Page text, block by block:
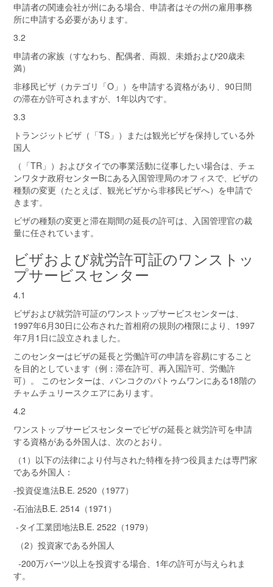
申請者の関連会社が州にある場合、申請者はその州の雇用事務
所に申請する必要があります。
3.2
申請者の家族（すなわち、配偶者、両親、未婚および20歳未
満）
非移民ビザ（カテゴリ「O」）を申請する資格があり、90日間
の滞在が許可されますが、1年以内です。
3.3
トランジットビザ（「TS」）または観光ビザを保持している外
国人
（「TR」）およびタイでの事業活動に従事したい場合は、チェ
ンワタナ政府センターBにある入国管理局のオフィスで、ビザの
種類の変更（たとえば、観光ビザから非移民ビザへ）を申請で
きます。
ビザの種類の変更と滞在期間の延長の許可は、入国管理官の裁
量に任されています。
ビザおよび就労許可証のワンストッ
プサービスセンター
4.1
ビザおよび就労許可証のワンストップサービスセンターは、
1997年6月30日に公布された首相府の規則の権限により、1997
年7月1日に設立されました。
このセンターはビザの延長と労働許可の申請を容易にすること
を目的としています（例：滞在許可、再入国許可、労働許
可）。 このセンターは、バンコクのパトゥムワンにある18階の
チャムチュリースクエアにあります。
4.2
ワンストップサービスセンターでビザの延長と就労許可を申請
する資格がある外国人は、次のとおり。
（1）以下の法律により付与された特権を持つ役員または専門家
である外国人：
-投資促進法B.E. 2520（1977）
-石油法B.E. 2514（1971）
-タイ工業団地法B.E. 2522（1979）
（2）投資家である外国人
-200万バーツ以上を投資する場合、1年の許可が与えられま
す。